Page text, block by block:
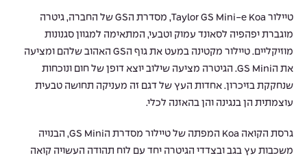
טיילור Taylor GS Mini-e Koa, מסדרת הGS של החברה, גיטרה
מוגברת יפהפיה לסאונד עמוק וטבעי, המתאימה למגוון סגנונות
מוזיקליים. טיילור מקטינה במעט את גוף הGS האהוב שלהם ומציעה
את הGS Mini. הגיטרה מציעה שילוב יוצא דופן של חום ונוכחות
שנחקקת בזיכרון. אחדות העץ של דגם זה מעניקה תחושה טבעית
עוצמתית הן בנגינה והן בהאזנה לכלי.
גרסת הקואה Koa המפתה של טיילור מסדרת הGS Mini, הבנויה
משכבות עץ בגב ובצדדי הגיטרה יחד עם לוח תהודה העשויה קואה